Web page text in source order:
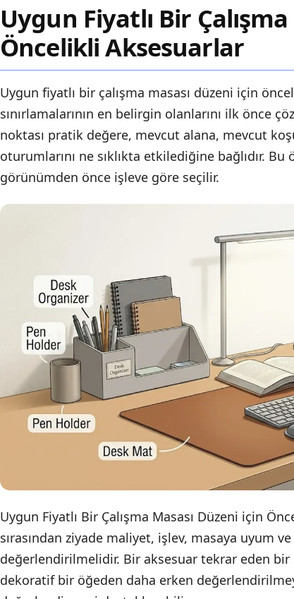
Uygun Fiyatlı Bir
Öncelikli Aksesuarlar
Uygun fiyatlı bir çalışma masası düzeni için
sınırlamalarının en belirgin olanlarını ilk önce
noktası pratik değere, mevcut alana, mevcut
oturumlarını ne sıklıkta etkilediğine bağlıdır.
görünümden önce işleve göre seçilir.
Uygun Fiyatlı Bir Çalışma Masası Düzeni için
sırasından ziyade maliyet, işlev, masaya uyum
değerlendirilmelidir. Bir aksesuar tekrar eden
dekoratif bir öğeden daha erken